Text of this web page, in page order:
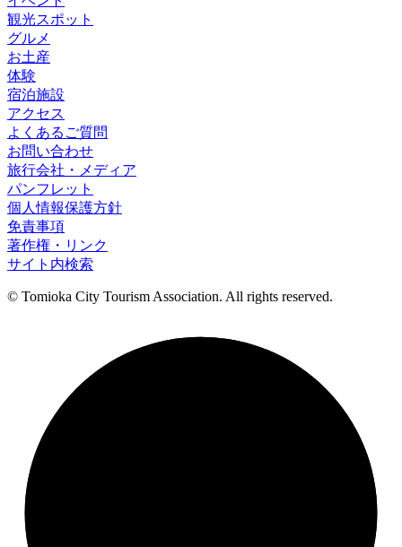
観光スポット
グルメ
お土産
体験
宿泊施設
アクセス
よくあるご質問
お問い合わせ
旅行会社・メディア
パンフレット
個人情報保護方針
免責事項
著作権・リンク
サイト内検索
© Tomioka City Tourism Association. All rights reserved.